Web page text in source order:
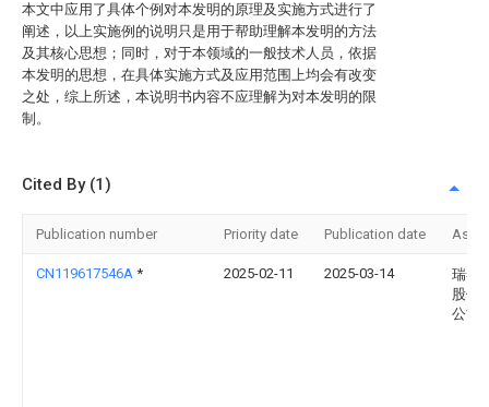
本文中应用了具体个例对本发明的原理及实施方式进行了
阐述，以上实施例的说明只是用于帮助理解本发明的方法
及其核心思想；同时，对于本领域的一般技术人员，依据
本发明的思想，在具体实施方式及应用范围上均会有改变
之处，综上所述，本说明书内容不应理解为对本发明的限
制。
Cited By (1)
Publication number Priority date Publication date
CN119617546A * 2025-02-11 2025-03-14
瑞冬
股份
公司